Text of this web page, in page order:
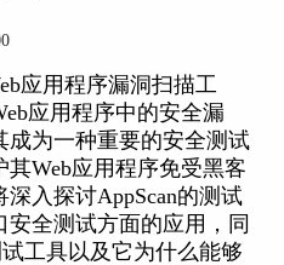
应用程序漏洞扫描工
应用程序中的安全漏
成为一种重要的安全测试
Web应用程序免受黑客
入探讨AppScan的测试
全测试方面的应用，同
工具以及它为什么能够